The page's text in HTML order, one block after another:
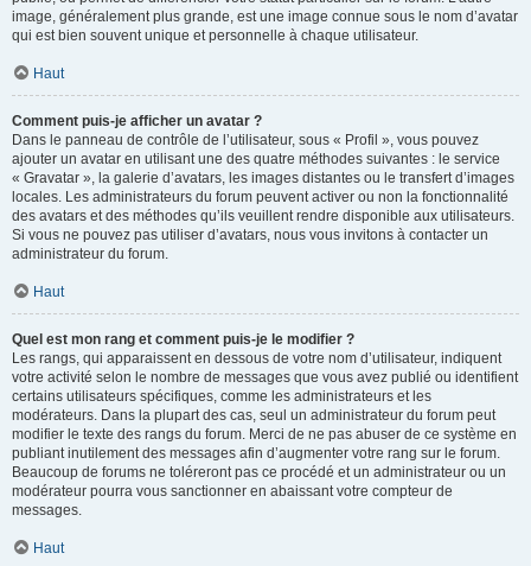
image, généralement plus grande, est une image connue sous le nom d’avatar
qui est bien souvent unique et personnelle à chaque utilisateur.
Haut
Comment puis-je afficher un avatar ?
Dans le panneau de contrôle de l’utilisateur, sous « Profil », vous pouvez
ajouter un avatar en utilisant une des quatre méthodes suivantes : le service
« Gravatar », la galerie d’avatars, les images distantes ou le transfert d’images
locales. Les administrateurs du forum peuvent activer ou non la fonctionnalité
des avatars et des méthodes qu’ils veuillent rendre disponible aux utilisateurs.
Si vous ne pouvez pas utiliser d’avatars, nous vous invitons à contacter un
administrateur du forum.
Haut
Quel est mon rang et comment puis-je le modifier ?
Les rangs, qui apparaissent en dessous de votre nom d’utilisateur, indiquent
votre activité selon le nombre de messages que vous avez publié ou identifient
certains utilisateurs spécifiques, comme les administrateurs et les
modérateurs. Dans la plupart des cas, seul un administrateur du forum peut
modifier le texte des rangs du forum. Merci de ne pas abuser de ce système en
publiant inutilement des messages afin d’augmenter votre rang sur le forum.
Beaucoup de forums ne toléreront pas ce procédé et un administrateur ou un
modérateur pourra vous sanctionner en abaissant votre compteur de
messages.
Haut